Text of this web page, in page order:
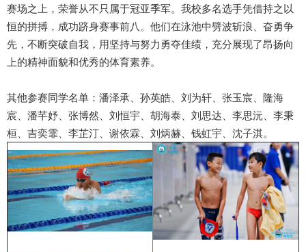
赛场之上，荣誉从不只属于冠亚季军。我校多名选手凭借持之以
恒的拼搏，成功跻身赛事前八。他们在泳池中劈波斩浪、奋勇争
先，不断突破自我，用坚持与努力勇夺佳绩，充分展现了昂扬向
上的精神面貌和优秀的体育素养。
其他参赛同学名单：潘泽承、孙英皓、刘为轩、张玉宸、隆海
宸、潘芊妤、张博然、刘恒宇、胡海泰、刘思达、李思沅、李秉
桓、吉奕霏、李芷汀、谢依霖、刘炳赫、钱虹宇、沈子淇。